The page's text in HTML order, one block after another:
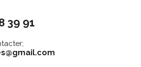
39 91